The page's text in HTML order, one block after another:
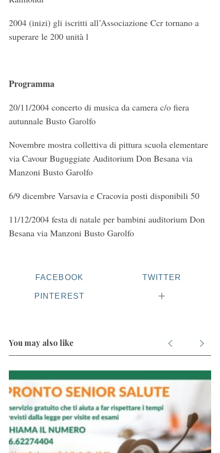
2004 (inizi) gli iscritti all’Associazione Ccr tornano a
superare le 200 unità l
Programma
20/11/2004 concerto di musica da camera c/o fiera
autunnale Busto Garolfo
Novembre mostra collettiva di pittura scuola elementare
via Cavour Buguggiate Auditorium Don Besana via
Manzoni Busto Garolfo
6/9 dicembre Varsavia e Cracovia posti disponibili 50
11/12/2004 festa di natale per bambini auditorium Don
Besana via Manzoni Busto Garolfo
FACEBOOK TWITTER
PINTEREST
You may also like
a
r
o
: